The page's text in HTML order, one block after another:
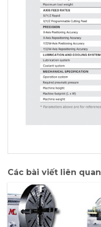
Các bài viết liên quan